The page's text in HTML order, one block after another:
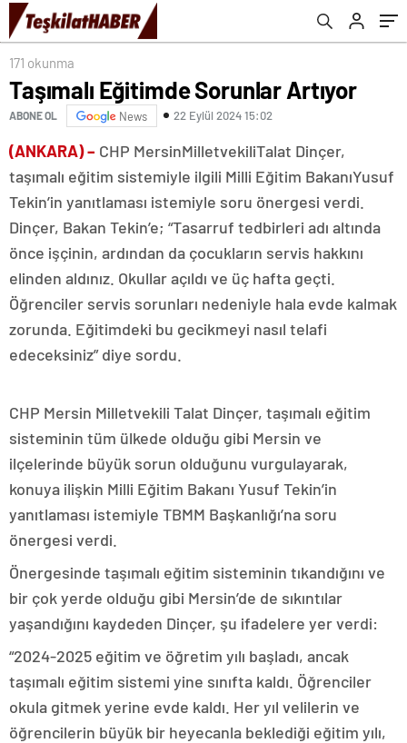
171 okunma
Taşımalı Eğitimde Sorunlar Artıyor
ABONE OL News 22 Eylül 2024 15:02
(ANKARA) – CHP MersinMilletvekiliTalat Dinçer,
taşımalı eğitim sistemiyle ilgili Milli Eğitim BakanıYusuf
Tekin’in yanıtlaması istemiyle soru önergesi verdi.
Dinçer, Bakan Tekin’e; “Tasarruf tedbirleri adı altında
önce işçinin, ardından da çocukların servis hakkını
elinden aldınız. Okullar açıldı ve üç hafta geçti.
Öğrenciler servis sorunları nedeniyle hala evde kalmak
zorunda. Eğitimdeki bu gecikmeyi nasıl telafi
edeceksiniz” diye sordu.
CHP Mersin Milletvekili Talat Dinçer, taşımalı eğitim
sisteminin tüm ülkede olduğu gibi Mersin ve
ilçelerinde büyük sorun olduğunu vurgulayarak,
konuya ilişkin Milli Eğitim Bakanı Yusuf Tekin’in
yanıtlaması istemiyle TBMM Başkanlığı’na soru
önergesi verdi.
Önergesinde taşımalı eğitim sisteminin tıkandığını ve
bir çok yerde olduğu gibi Mersin’de de sıkıntılar
yaşandığını kaydeden Dinçer, şu ifadelere yer verdi:
“2024-2025 eğitim ve öğretim yılı başladı, ancak
taşımalı eğitim sistemi yine sınıfta kaldı. Öğrenciler
okula gitmek yerine evde kaldı. Her yıl velilerin ve
öğrencilerin büyük bir heyecanla beklediği eğitim yılı,